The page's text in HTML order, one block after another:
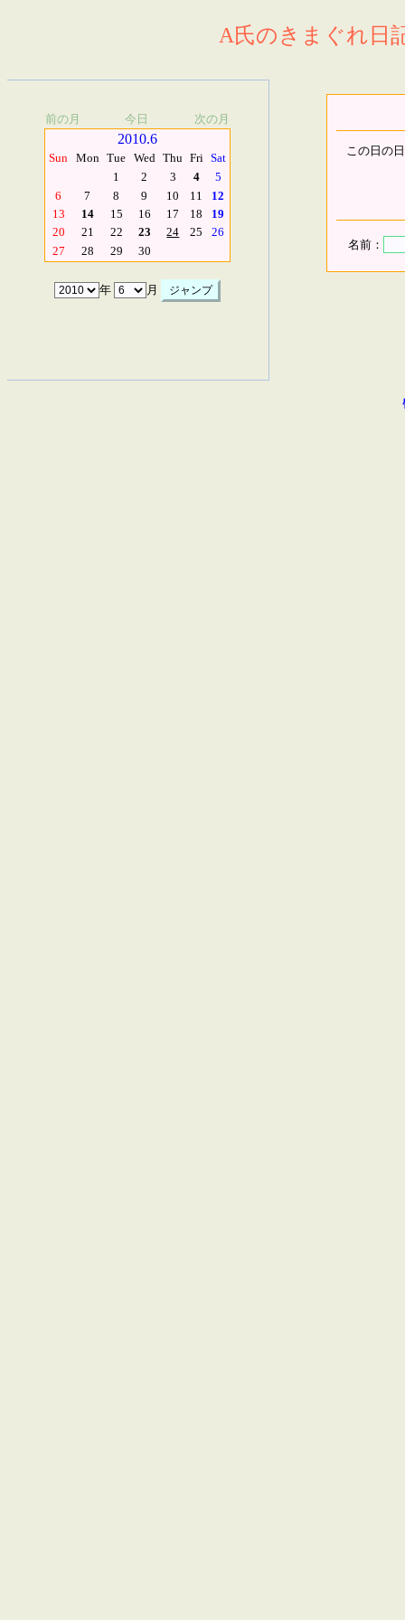
A氏のきまぐれ日
前の月 今日 次の月
2010.6
Sun Mon Tue Wed Thu Fri Sat
1
2 3 4
5
6
7 8 9 10 11
12
13
14 15 16 17 18
19
20
21 22 23 24 25
26
27
28 29 30
年 月
この日の
名前：